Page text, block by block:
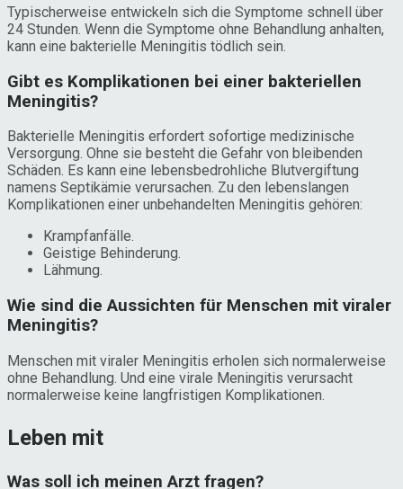
Typischerweise entwickeln sich die Symptome schnell über
24 Stunden. Wenn die Symptome ohne Behandlung anhalten,
kann eine bakterielle Meningitis tödlich sein.
Gibt es Komplikationen bei einer bakteriellen
Meningitis?
Bakterielle Meningitis erfordert sofortige medizinische
Versorgung. Ohne sie besteht die Gefahr von bleibenden
Schäden. Es kann eine lebensbedrohliche Blutvergiftung
namens Septikämie verursachen. Zu den lebenslangen
Komplikationen einer unbehandelten Meningitis gehören:
Krampfanfälle.
Geistige Behinderung.
Lähmung.
Wie sind die Aussichten für Menschen mit viraler
Meningitis?
Menschen mit viraler Meningitis erholen sich normalerweise
ohne Behandlung. Und eine virale Meningitis verursacht
normalerweise keine langfristigen Komplikationen.
Leben mit
Was soll ich meinen Arzt fragen?